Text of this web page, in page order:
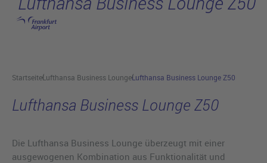
Hauptinhalt anspringen
StartseiteLufthansa Business LoungeLufthansa Business Lounge Z50
Lufthansa Business Lounge Z50
Die Lufthansa Business Lounge überzeugt mit einer
ausgewogenen Kombination aus Funktionalität und